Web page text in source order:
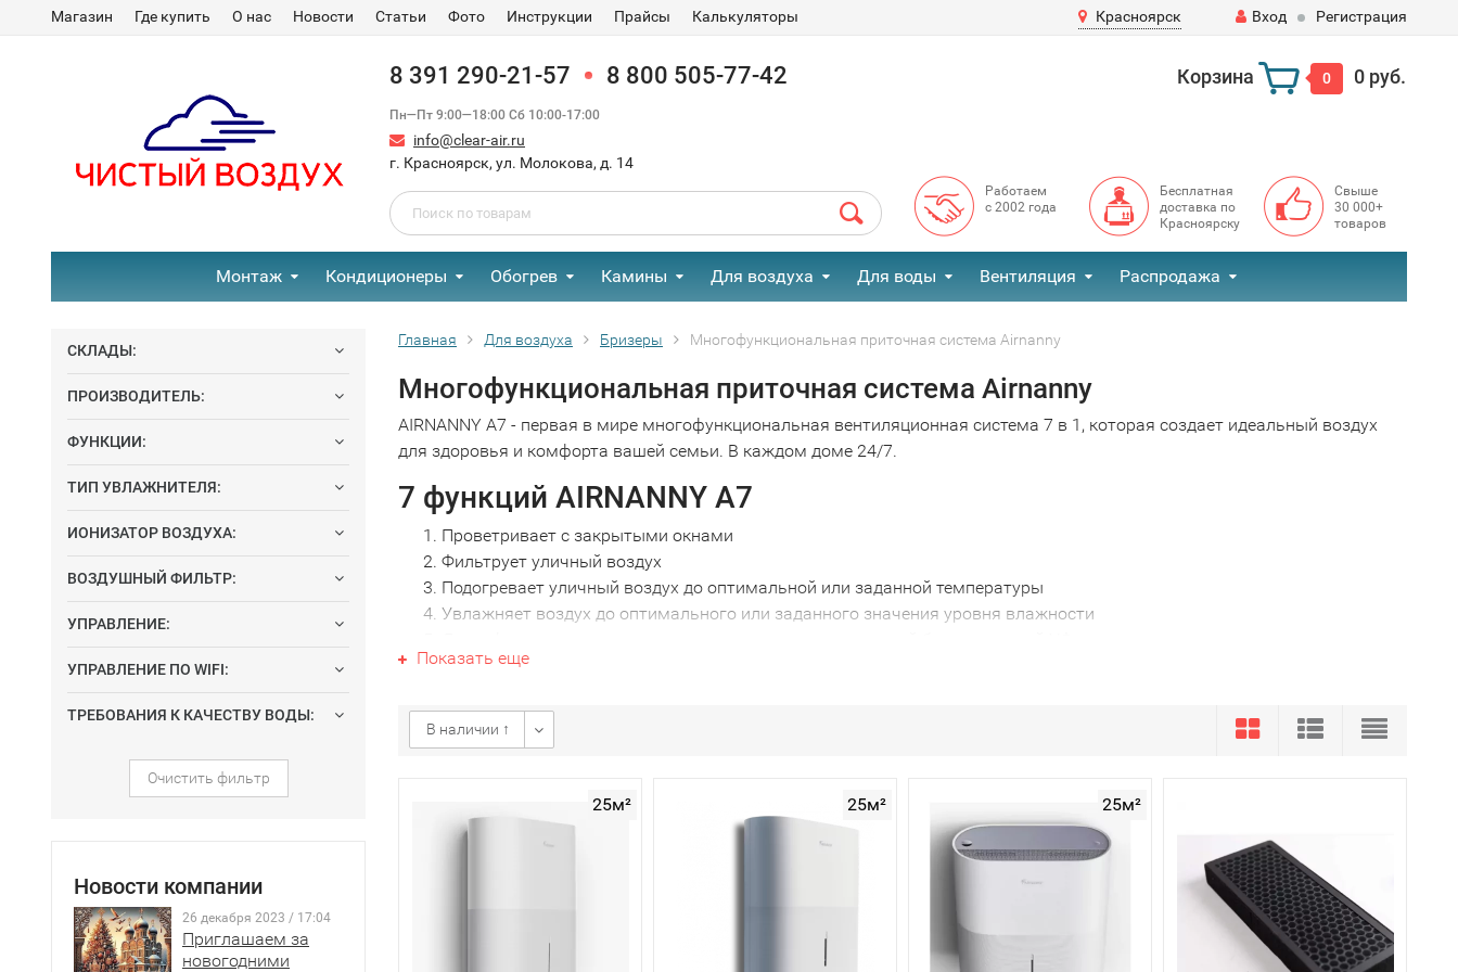
Магазин Где купить О нас Новости Статьи Фото Инструкции Прайсы Калькуляторы Красноярск Вход Регистрация
8 391 290-21-57 8 800 505-77-42
Пн—Пт 9:00—18:00 Сб 10:00-17:00
info@clear-air.ru
г. Красноярск, ул. Молокова, д. 14
Корзина 0 0 руб.
Работаем
с 2002 года
Бесплатная
доставка по
Красноярску
Свыше
30 000+
товаров
Монтаж Кондиционеры Обогрев Камины Для воздуха Для воды Вентиляция Распродажа
СКЛАДЫ:
ПРОИЗВОДИТЕЛЬ:
ФУНКЦИИ:
ТИП УВЛАЖНИТЕЛЯ:
ИОНИЗАТОР ВОЗДУХА:
ВОЗДУШНЫЙ ФИЛЬТР:
УПРАВЛЕНИЕ:
УПРАВЛЕНИЕ ПО WIFI:
ТРЕБОВАНИЯ К КАЧЕСТВУ ВОДЫ:
Очистить фильтр
Новости компании
26 декабря 2023 / 17:04
Приглашаем за
новогодними
Главная Для воздуха Бризеры Многофункциональная приточная система Airnanny
Многофункциональная приточная система Airnanny
AIRNANNY A7 - первая в мире многофункциональная вентиляционная система 7 в 1, которая создает идеальный воздух
для здоровья и комфорта вашей семьи. В каждом доме 24/7.
7 функций AIRNANNY A7
Проветривает с закрытыми окнами
Фильтрует уличный воздух
Подогревает уличный воздух до оптимальной или заданной температуры
Увлажняет воздух до оптимального или заданного значения уровня влажности
Когда в помещении достаточно свежего воздуха, выполняет функцию внутреннего очистителя и увлажнителя (Режим
Автоматически поддерживает оптимальные значения температуры, влажности и уровня CO2
Проветривание осуществляется на основании показателей встроенного датчика углекислого газа (CO2) - когда в комнате
становится душно (уровень CO2 превышает 600 ppm), AIRNANNY A7 автоматически начинает подавать в помещение
свежий уличный воздух, фильтруя, подогревая и увлажняя его до оптимальных значений. Когда в комнате достаточно
свежего воздуха, установка переходит в режим внутреннего очистителя и увлажнителя - приток уличного воздуха
останавливается, AIRNANNY “берет” воздух из помещения, прогоняет его через блок фильтров и увлажняет.
Показать еще
В наличии ↑
25м² 25м² 25м²